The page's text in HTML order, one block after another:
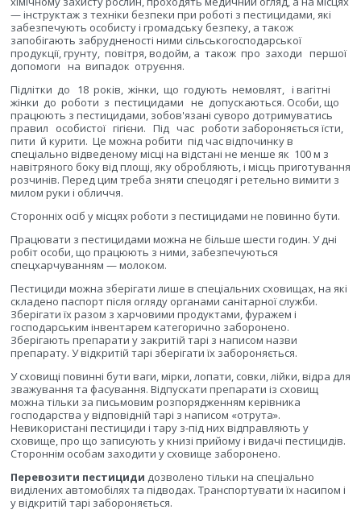
— інструктаж з техніки безпеки при роботі з пестицидами, які
забезпечують особисту і громадську безпеку, а також
запобігають забрудненості ними сільськогосподарської
продукції, грунту, повітря, водойм, а також про заходи першої
допомоги на випадок отруєння.
Підлітки до 18 років, жінки, що годують немовлят, і вагітні
жінки до роботи з пестицидами не допускаються. Особи, що
працюють з пестицидами, зобов'язані суворо дотримуватись
правил
особистої гігієни. Під час роботи забороняється їсти,
пити й курити. Це можна робити під час відпочинку в
спеціально відведеному місці на відстані не менше як 100 м з
навітряного боку від площі, яку обробляють, і місць приготування
розчинів. Перед цим треба зняти спецодяг і ретельно вимити з
милом руки і обличчя.
Сторонніх осіб у місцях роботи з пестицидами не повинно бути.
Працювати з пестицидами можна не більше шести годин. У дні
робіт особи, що працюють з ними, забезпечуються
спецхарчуванням — молоком.
Пестициди можна зберігати лише в спеціальних сховищах, на які
складено паспорт після огляду органами санітарної служби.
Зберігати їх разом з харчовими продуктами, фуражем і
господарським інвентарем категорично заборонено.
Зберігають препарати у закритій тарі з написом назви
препарату. У відкритій тарі зберігати їх забороняється.
У сховищі повинні бути ваги, мірки, лопати, совки, лійки, відра для
зважування та фасування. Відпускати препарати із сховищ
можна тільки за письмовим розпорядженням керівника
господарства у відповідній тарі з написом «отрута».
Невикористані пестициди і тару з-під них відправляють у
сховище, про що записують у книзі прийому і видачі пестицидів.
Стороннім особам заходити у сховище заборонено.
Перевозити пестициди дозволено тільки на спеціально
виділених автомобілях та підводах. Транспортувати їх насипом і
у відкритій тарі забороняється.